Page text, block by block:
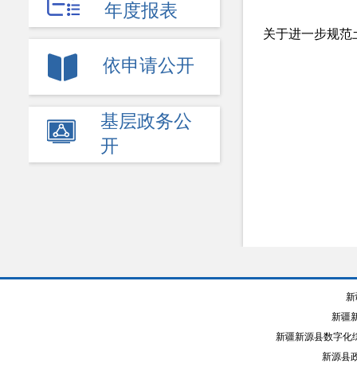
年度报表
依申请公开
基层政务公
开
关于进一步规范
新疆
新疆新源县数字化
新源县